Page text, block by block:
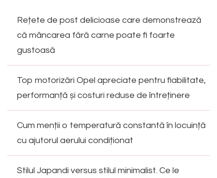
Rețete de post delicioase care demonstrează
că mâncarea fără carne poate fi foarte
gustoasă
Top motorizări Opel apreciate pentru fiabilitate,
performanță și costuri reduse de întreținere
Cum menții o temperatură constantă în locuință
cu ajutorul aerului condiționat
Stilul Japandi versus stilul minimalist. Ce le